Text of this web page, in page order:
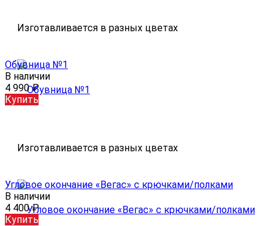
Изготавливается в разных цветах
Обувница №1
В наличии
4 990₽
Купить
Изготавливается в разных цветах
Угловое окончание «Вегас» с крючками/полками
В наличии
4 400₽
Купить